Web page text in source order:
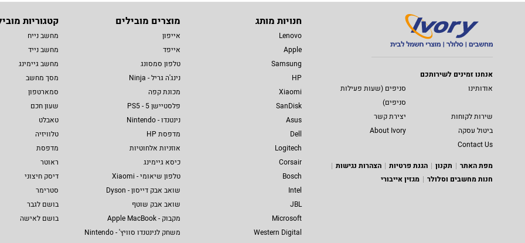
אנחנו זמינים לשירותכם
אודותינו
סניפים (שעות פעילות
סניפים)
שירות לקוחות
יצירת קשר
ביטול עסקה
About Ivory
Contact Us
מפת האתר
תקנון הגנת פרטיות
הצהרות נגישות
חנות מחשבים וסלולר
מגזין אייבורי
חנויות מותג
Lenovo
Apple
Samsung
HP
Xiaomi
SanDisk
Asus
Dell
Logitech
Corsair
Bosch
Intel
JBL
Microsoft
Western Digital
מוצרים מובילים
אייפון
אייפד
טלפון סמסונג
נינג'ה גריל - Ninja
מכונת קפה
פלסטיישן 5 - PS5
נינטנדו - Nintendo
מדפסת HP
אוזניות אלחוטיות
כיסא גיימינג
טלפון שיאומי - Xiaomi
שואב אבק דייסון - Dyson
שואב אבק שוטף
מקבוק - Apple MacBook
משחק לנינטנדו סוויץ' - Nintendo
קטגוריות
מחשב נייח
מחשב נייד
מחשב גיימינג
מסך מחשב
סמארטפון
שעון חכם
טאבלט
טלוויזיה
מדפסת
ראוטר
דיסק חיצוני
סטרימר
בושם לגבר
בושם לאישה